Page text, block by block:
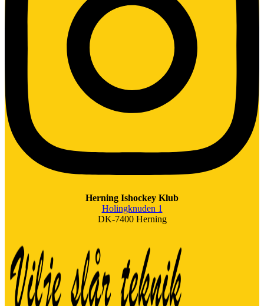
Herning Ishockey Klub
Holingknuden 1
DK-7400 Herning